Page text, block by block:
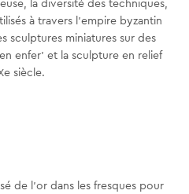
la diversité des techniques,
à travers l'empire byzantin
sculptures miniatures sur des
enfer’ et la sculpture en relief
siècle.
de l'or dans les fresques pour